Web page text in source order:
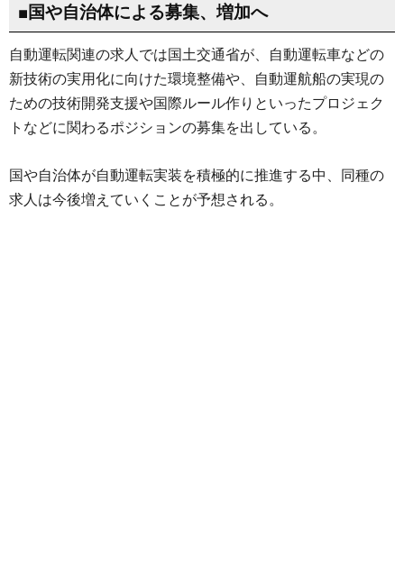
■国や自治体による募集、増加へ
自動運転関連の求人では国土交通省が、自動運転車などの
新技術の実用化に向けた環境整備や、自動運航船の実現の
ための技術開発支援や国際ルール作りといったプロジェク
トなどに関わるポジションの募集を出している。
国や自治体が自動運転実装を積極的に推進する中、同種の
求人は今後増えていくことが予想される。